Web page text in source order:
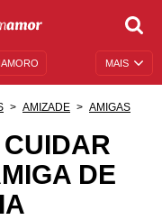
MAIS
AMIZADE AMIGAS
DE